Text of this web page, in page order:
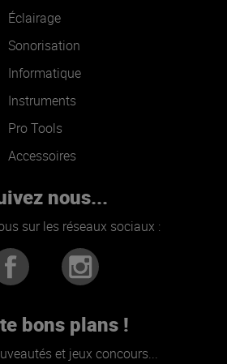
Éclairage
Sonorisation
Informatique
Instruments
Pro Tools
Accessoires
nous...
sur les réseaux sociaux :
bons plans !
et jeux concours...